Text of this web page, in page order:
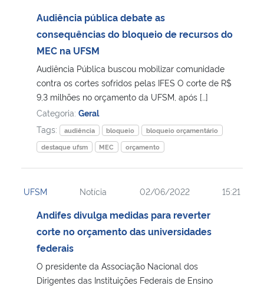
Audiência pública debate as
consequências do bloqueio de recursos do
MEC na UFSM
Audiência Pública buscou mobilizar comunidade
contra os cortes sofridos pelas IFES O corte de R$
9,3 milhões no orçamento da UFSM, após […]
Categoria: Geral
Tags:
audiência bloqueio
bloqueio orçamentário
destaque ufsm
MEC orçamento
UFSM Notícia 02/06/2022 15:21
Andifes divulga medidas para reverter
corte no orçamento das universidades
federais
O presidente da Associação Nacional dos
Dirigentes das Instituições Federais de Ensino